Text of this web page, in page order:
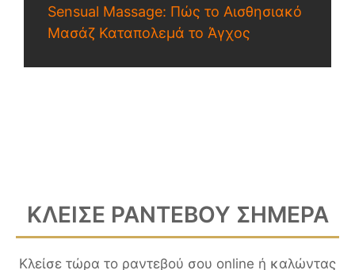
Sensual Massage: Πώς το Αισθησιακό
Μασάζ Καταπολεμά το Άγχος
ΚΛΕΙΣΕ ΡΑΝΤΕΒΟΥ ΣΗΜΕΡΑ
Κλείσε τώρα το ραντεβού σου online ή καλώντας